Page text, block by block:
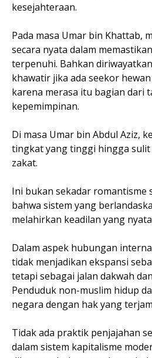
kesejahteraan.
Pada masa Umar bin Khattab,
secara nyata dalam
terpenuhi. Bahkan
khawatir jika ada seekor
karena merasa itu bagian dari
kepemimpinan.
Di masa Umar bin Abdul Aziz,
tingkat yang tinggi hingga
zakat.
Ini bukan sekadar romantisme
bahwa sistem yang
melahirkan keadilan yang
Dalam aspek hubungan
tidak menjadikan ekspansi
tetapi sebagai jalan dakwah
Penduduk non-muslim hidup
negara dengan hak yang
Tidak ada praktik penjajahan
dalam sistem kapitalisme